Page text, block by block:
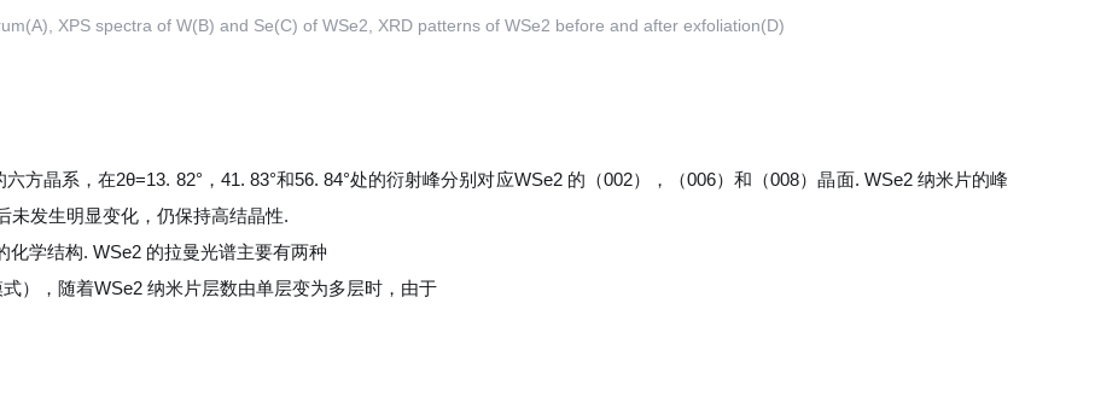
XPS spectra of W(B) and Se(C) of WSe2, XRD patterns of WSe2 before and after exfoliation(D)
六方晶系，在2θ=13. 82°，41. 83°和56. 84°处的衍射峰分别对应WSe2 的（002），（006）和（008）晶面. WSe2 纳米片的峰
未发生明显变化，仍保持高结晶性.
学结构. WSe2 的拉曼光谱主要有两种
），随着WSe2 纳米片层数由单层变为多层时，由于